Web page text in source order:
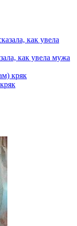
как увела
как увела мужа
кряк